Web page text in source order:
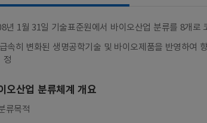
년 1월 31일 기술표준원에서 바이오산업 분류를 8개
속히 변화된 생명공학기술 및 바이오제품을 반영하여
정
오산업 분류체계 개요
류목적